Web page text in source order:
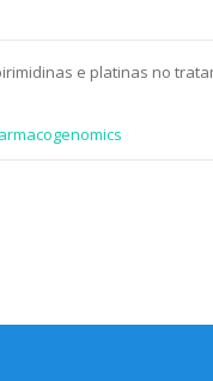
e platinas no